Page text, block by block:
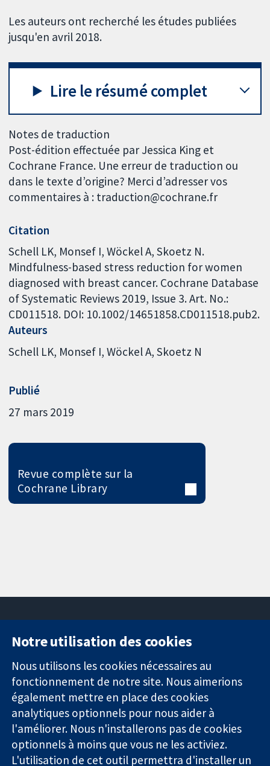
Les auteurs ont recherché les études publiées
jusqu'en avril 2018.
Lire le résumé complet
Notes de traduction
Post-édition effectuée par Jessica King et
Cochrane France. Une erreur de traduction ou
dans le texte d’origine? Merci d’adresser vos
commentaires à : traduction@cochrane.fr
Citation
Schell LK, Monsef I, Wöckel A, Skoetz N.
Mindfulness-based stress reduction for women
diagnosed with breast cancer. Cochrane Database
of Systematic Reviews 2019, Issue 3. Art. No.:
CD011518. DOI: 10.1002/14651858.CD011518.pub2.
Auteurs
Schell LK Monsef I Wöckel A Skoetz N
Publié
27 mars 2019
Revue complète sur la
Cochrane Library
Des données
probantes.
Des décisions
éclairées.
Une meilleure
santé.
11-13 Cavendish
Square
Londres
W1G0AN
Royaume-Uni
nous
Actualités
Service de
presse
Qui sommes-
nous
Offres
d'emploi
Notre utilisation des cookies
Nous utilisons les cookies nécessaires au
fonctionnement de notre site. Nous aimerions
également mettre en place des cookies
analytiques optionnels pour nous aider à
l'améliorer. Nous n'installerons pas de cookies
optionnels à moins que vous ne les activiez.
L'utilisation de cet outil permettra d'installer un